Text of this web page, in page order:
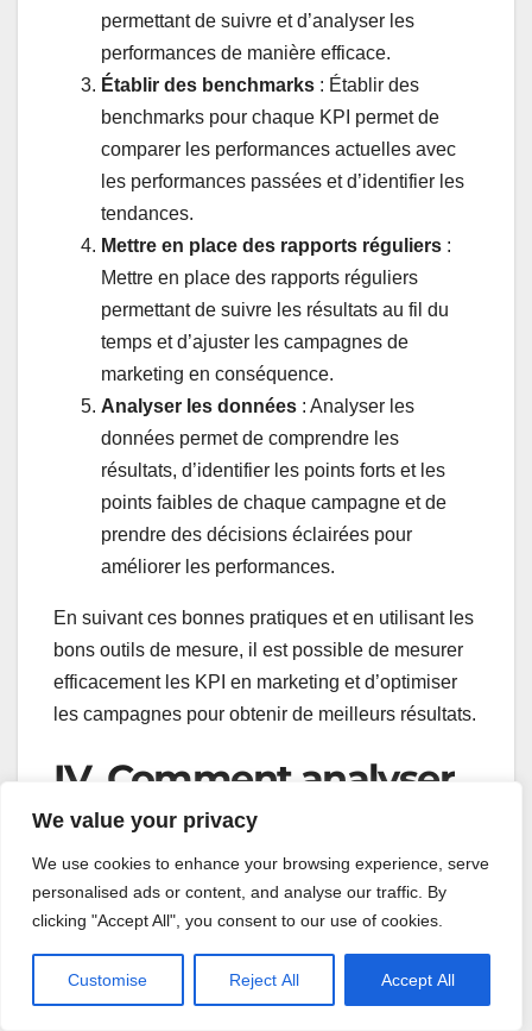
We value your privacy
We use cookies to enhance your browsing experience, serve
personalised ads or content, and analyse our traffic. By
clicking "Accept All", you consent to our use of cookies.
Customise Reject All Accept All
permettant de suivre et d’analyser les
performances de manière efficace.
Établir des benchmarks : Établir des
benchmarks pour chaque KPI permet de
comparer les performances actuelles avec
les performances passées et d’identifier les
tendances.
Mettre en place des rapports réguliers :
Mettre en place des rapports réguliers
permettant de suivre les résultats au fil du
temps et d’ajuster les campagnes de
marketing en conséquence.
Analyser les données : Analyser les
données permet de comprendre les
résultats, d’identifier les points forts et les
points faibles de chaque campagne et de
prendre des décisions éclairées pour
améliorer les performances.
En suivant ces bonnes pratiques et en utilisant les
bons outils de mesure, il est possible de mesurer
efficacement les KPI en marketing et d’optimiser
les campagnes pour obtenir de meilleurs résultats.
IV. Comment analyser
les résultats ?
L’analyse des résultats est une étape cruciale
dans la mise en place et la gestion des KPI en
marketing. Une fois les KPI sélectionnés et
mesurés, il est important de les interpréter pour